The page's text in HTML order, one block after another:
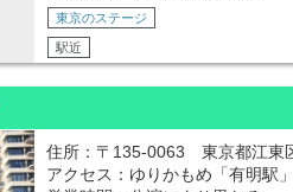
東京のステージ
駅近
住所：〒135-0063 東京都江東
アクセス：ゆりかもめ「有明